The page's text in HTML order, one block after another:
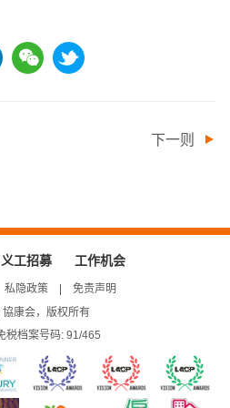
微 推
下一则
义工招募 工作机会
私隐政策
免责声明
康会，版权所有
税档案号码: 91/465